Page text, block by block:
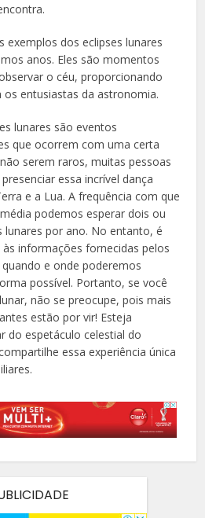
exemplos dos eclipses lunares
anos. Eles são momentos
o céu, proporcionando
os entusiastas da astronomia.
lunares são eventos
que ocorrem com uma certa
serem raros, muitas pessoas
essa incrível dança
e a Lua. A frequência com que
podemos esperar dois ou
lunares por ano. No entanto, é
informações fornecidas pelos
e onde poderemos
possível. Portanto, se você
não se preocupe, pois mais
estão por vir! Esteja
do espetáculo celestial do
essa experiência única